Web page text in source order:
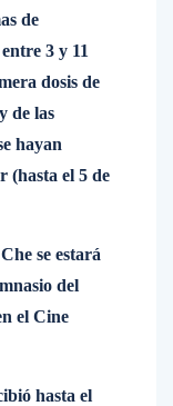
de
3 y 11
dosis de
de las
hayan
(hasta el 5 de
se estará
del
el Cine
hasta el